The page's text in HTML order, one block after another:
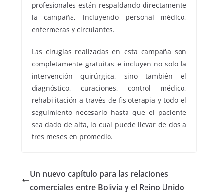
profesionales están respaldando directamente
la campaña, incluyendo personal médico,
enfermeras y circulantes.
Las cirugías realizadas en esta campaña son
completamente gratuitas e incluyen no solo la
intervención quirúrgica, sino también el
diagnóstico, curaciones, control médico,
rehabilitación a través de fisioterapia y todo el
seguimiento necesario hasta que el paciente
sea dado de alta, lo cual puede llevar de dos a
tres meses en promedio.
Un nuevo capítulo para las relaciones
comerciales entre Bolivia y el Reino Unido